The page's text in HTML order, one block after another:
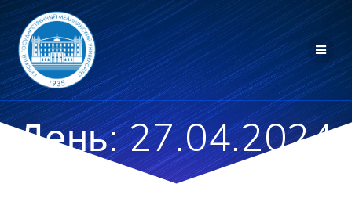
Перейти
контенту
День:27.04.2024